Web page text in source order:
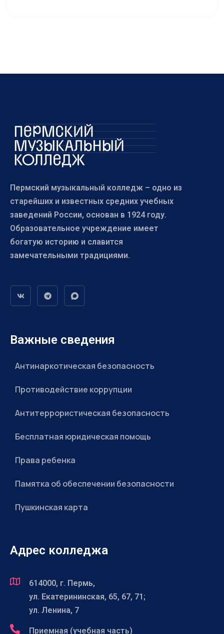
Пермский музыкальный колледж – одно из
старейших и известных средних учебных
заведений России, основан в 1924 году.
Образовательное учреждение имеет
богатую историю и славится
замечательными традициями.
Важные сведения
Антинаркотическая безопасность
Противодействие коррупции
Антитеррористическая безопасность
Бесплатная юридическая помощь
Права ребенка
Памятка об обеспечении безопасности
Пушкинская карта
Адрес колледжа
614000, г. Пермь,
ул. Екатерининская, 65, 67, 71;
ул. Ленина, 7
Приемная (учебная часть)